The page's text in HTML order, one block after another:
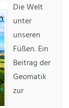
Die Welt
unter
unseren
Füßen. Ein
Beitrag der
Geomatik
zur